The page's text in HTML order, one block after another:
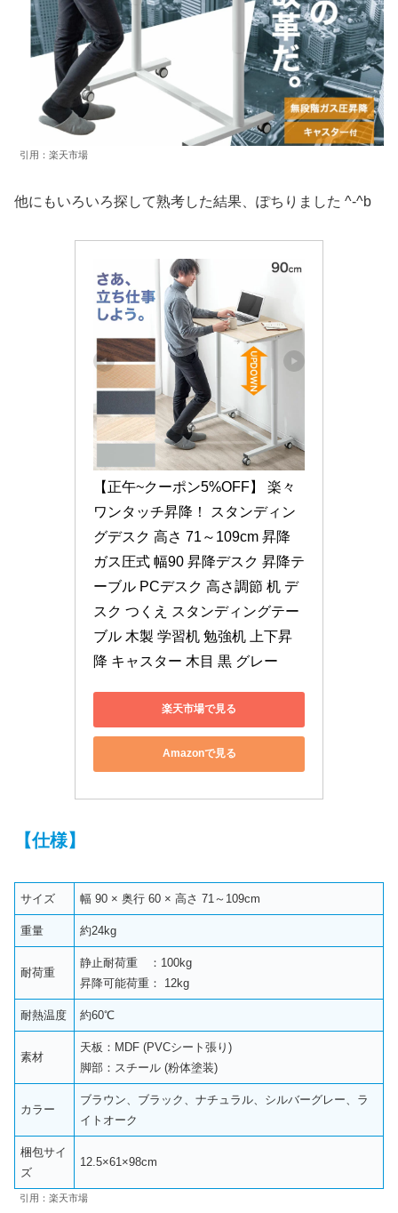
引用：楽天市場
他にもいろいろ探して熟考した結果、ぽちりました ^-^b
【正午~クーポン5%OFF】 楽々
ワンタッチ昇降！ スタンディン
グデスク 高さ 71～109cm 昇降
ガス圧式 幅90 昇降デスク 昇降テ
ーブル PCデスク 高さ調節 机 デ
スク つくえ スタンディングテー
ブル 木製 学習机 勉強机 上下昇
降 キャスター 木目 黒 グレー
楽天市場で見る
Amazonで見る
【仕様】
サイズ 幅 90 × 奥行 60 × 高さ 71～109cm
重量 約24kg
耐荷重
静止耐荷重 ：100kg
昇降可能荷重： 12kg
耐熱温度 約60℃
素材
天板：MDF (PVCシート張り)
脚部：スチール (粉体塗装)
カラー
ブラウン、ブラック、ナチュラル、シルバーグレー、ラ
イトオーク
梱包サイ
ズ
12.5×61×98cm
引用：楽天市場